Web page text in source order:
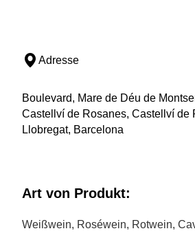
Adresse
Boulevard, Mare de Déu de
Castellví de Rosanes, Castellví de
Llobregat, Barcelona
Art von Produkt:
Weißwein, Roséwein, Rotwein,